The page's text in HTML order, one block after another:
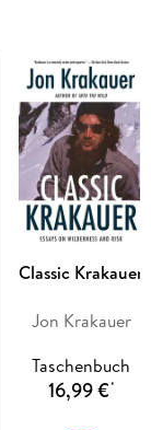
us to know but
this research
in recent
Connelly sheds
truly vital
of power:
and of
be held to
nature
The
of the
may secure our
Classic Krakauer
Jon Krakauer
Taschenbuch
16,99 €*